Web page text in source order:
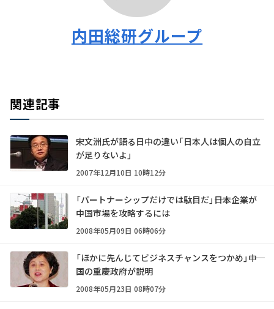
内田総研グループ
関連記事
宋文洲氏が語る日中の違い「日本人は個人の自立
が足りないよ」
2007年12月10日 10時12分
「パートナーシップだけでは駄目だ」――日本企業が
中国市場を攻略するには
2008年05月09日 06時06分
「ほかに先んじてビジネスチャンスをつかめ」――中
国の重慶政府が説明
2008年05月23日 08時07分